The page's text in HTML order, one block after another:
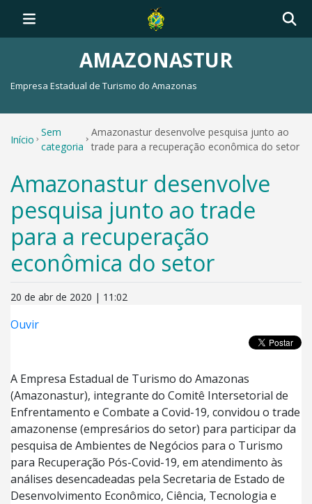
AMAZONASTUR
Empresa Estadual de Turismo do Amazonas
Início
Sem
categoria
Amazonastur desenvolve pesquisa junto ao
trade para a recuperação econômica do setor
Amazonastur desenvolve
pesquisa junto ao trade
para a recuperação
econômica do setor
20 de abr de 2020 | 11:02
Ouvir
A Empresa Estadual de Turismo do Amazonas
(Amazonastur), integrante do Comitê Intersetorial de
Enfrentamento e Combate a Covid-19, convidou o trade
amazonense (empresários do setor) para participar da
pesquisa de Ambientes de Negócios para o Turismo
para Recuperação Pós-Covid-19, em atendimento às
análises desencadeadas pela Secretaria de Estado de
Desenvolvimento Econômico, Ciência, Tecnologia e